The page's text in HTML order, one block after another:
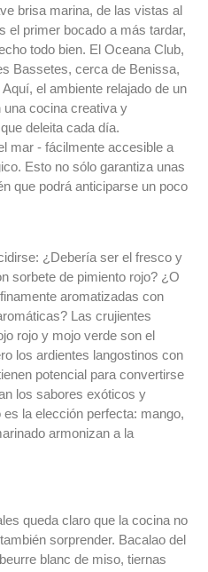
brisa marina, de las vistas al
el primer bocado a más tardar,
todo bien. El Oceana Club,
Bassetes, cerca de Benissa,
el ambiente relajado de un
cocina creativa y
deleita cada día.
mar - fácilmente accesible a
Esto no sólo garantiza unas
que podrá anticiparse un poco
¿Debería ser el fresco y
sorbete de pimiento rojo? ¿O
aromatizadas con
Las crujientes
rojo y mojo verde son el
los ardientes langostinos con
potencial para convertirse
los sabores exóticos y
la elección perfecta: mango,
armonizan a la
queda claro que la cocina no
sorprender. Bacalao del
blanc de miso, tiernas